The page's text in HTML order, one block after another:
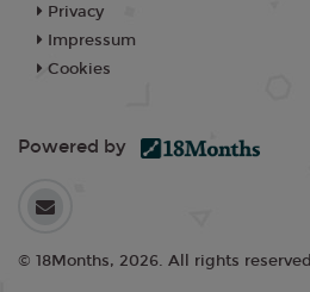
Privacy
Impressum
Cookies
Powered by
© 18Months, 2026. All rights reserved